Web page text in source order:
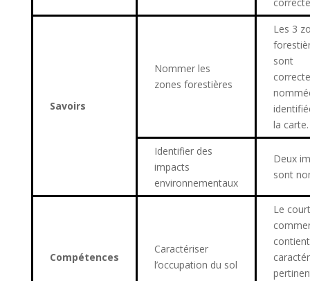
Savoirs
Nommer les
zones forestières
Les 3
sont
la carte.
Identifier des
impacts
environnementaux
Deux
sont
Compétences
Caractériser
l’occupation du sol
Le court